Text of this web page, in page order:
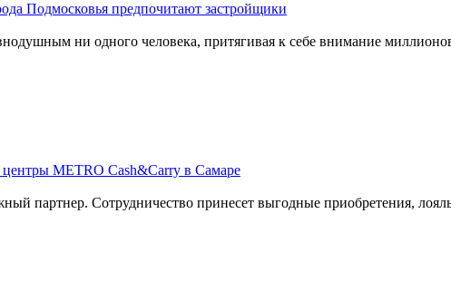
Подмосковья предпочитают застройщики
ни одного человека, притягивая к себе внимание
METRO Cash&Carry в Самаре
партнер. Сотрудничество принесет выгодные приобретения,